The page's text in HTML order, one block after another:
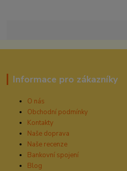
Informace pro zákazníky
O nás
Obchodní podmínky
Kontakty
Naše doprava
Naše recenze
Bankovní spojení
Blog